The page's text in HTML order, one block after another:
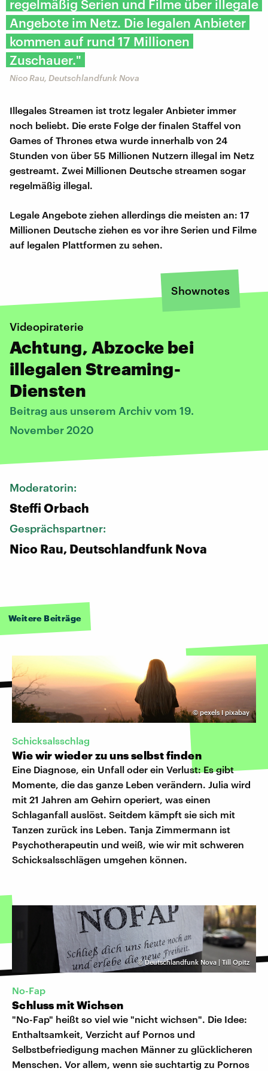
regelmäßig Serien und Filme über illegale
Angebote im Netz. Die legalen Anbieter
kommen auf rund 17 Millionen
Zuschauer."
Nico Rau, Deutschlandfunk Nova
Illegales Streamen ist trotz legaler Anbieter immer
noch beliebt. Die erste Folge der finalen Staffel von
Games of Thrones etwa wurde innerhalb von 24
Stunden von über 55 Millionen Nutzern illegal im Netz
gestreamt. Zwei Millionen Deutsche streamen sogar
regelmäßig illegal.
Legale Angebote ziehen allerdings die meisten an: 17
Millionen Deutsche ziehen es vor ihre Serien und Filme
auf legalen Plattformen zu sehen.
Shownotes
Videopiraterie
Achtung, Abzocke bei
illegalen Streaming-
Diensten
Beitrag aus unserem Archiv vom 19.
November 2020
Moderatorin:
Steffi Orbach
Gesprächspartner:
Nico Rau, Deutschlandfunk Nova
Weitere Beiträge
© pexels I pixabay
Schicksalsschlag
Wie wir wieder zu uns selbst finden
Eine Diagnose, ein Unfall oder ein Verlust: Es gibt
Momente, die das ganze Leben verändern. Julia wird
mit 21 Jahren am Gehirn operiert, was einen
Schlaganfall auslöst. Seitdem kämpft sie sich mit
Tanzen zurück ins Leben. Tanja Zimmermann ist
Psychotherapeutin und weiß, wie wir mit schweren
Schicksalsschlägen umgehen können.
©Deutschlandfunk Nova | Till Opitz
No-Fap
Schluss mit Wichsen
"No-Fap" heißt so viel wie "nicht wichsen". Die Idee:
Enthaltsamkeit, Verzicht auf Pornos und
Selbstbefriedigung machen Männer zu glücklicheren
Menschen. Vor allem, wenn sie suchtartig zu Pornos